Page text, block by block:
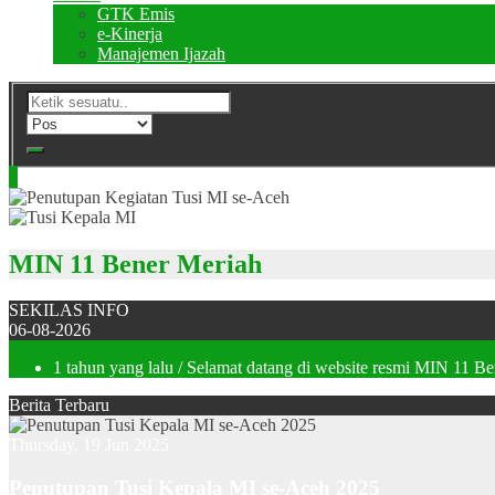
GTK Emis
e-Kinerja
Manajemen Ijazah
MIN 11 Bener Meriah
SEKILAS INFO
06-08-2026
1 tahun yang lalu / Selamat datang di website resmi MIN 11
Berita Terbaru